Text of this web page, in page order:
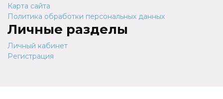
Карта сайта
Политика обработки персональных данных
Личные разделы
Личный кабинет
Регистрация